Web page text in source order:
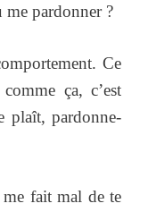
me pardonner ?
Ce
ça, c’est
plaît, pardonne-
me fait mal de te